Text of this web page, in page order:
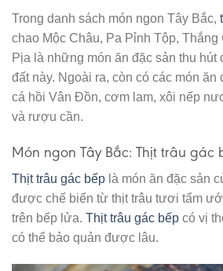
Trong danh sách món ngon Tây Bắc,
chao Mộc Châu, Pa Pỉnh Tộp,
Pịa là những món ăn đặc sản thu hút
đất này. Ngoài ra, còn có các món
cá hồi Vân Đồn, cơm lam, xôi nếp
và rượu cần.
Món ngon Tây Bắc: Thịt trâu gác
Thịt trâu gác bếp là món ăn đặc sản
được chế biến từ thịt trâu tươi tẩm
trên bếp lửa. Thịt trâu gác bếp có vị
có thể bảo quản được lâu.